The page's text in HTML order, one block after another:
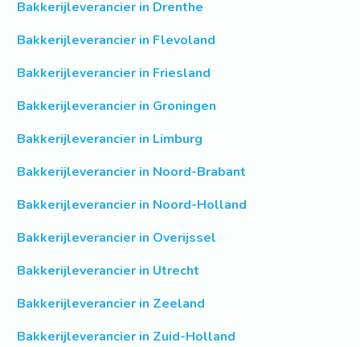
Bakkerijleverancier in Drenthe
Bakkerijleverancier in Flevoland
Bakkerijleverancier in Friesland
Bakkerijleverancier in Groningen
Bakkerijleverancier in Limburg
Bakkerijleverancier in Noord-Brabant
Bakkerijleverancier in Noord-Holland
Bakkerijleverancier in Overijssel
Bakkerijleverancier in Utrecht
Bakkerijleverancier in Zeeland
Bakkerijleverancier in Zuid-Holland